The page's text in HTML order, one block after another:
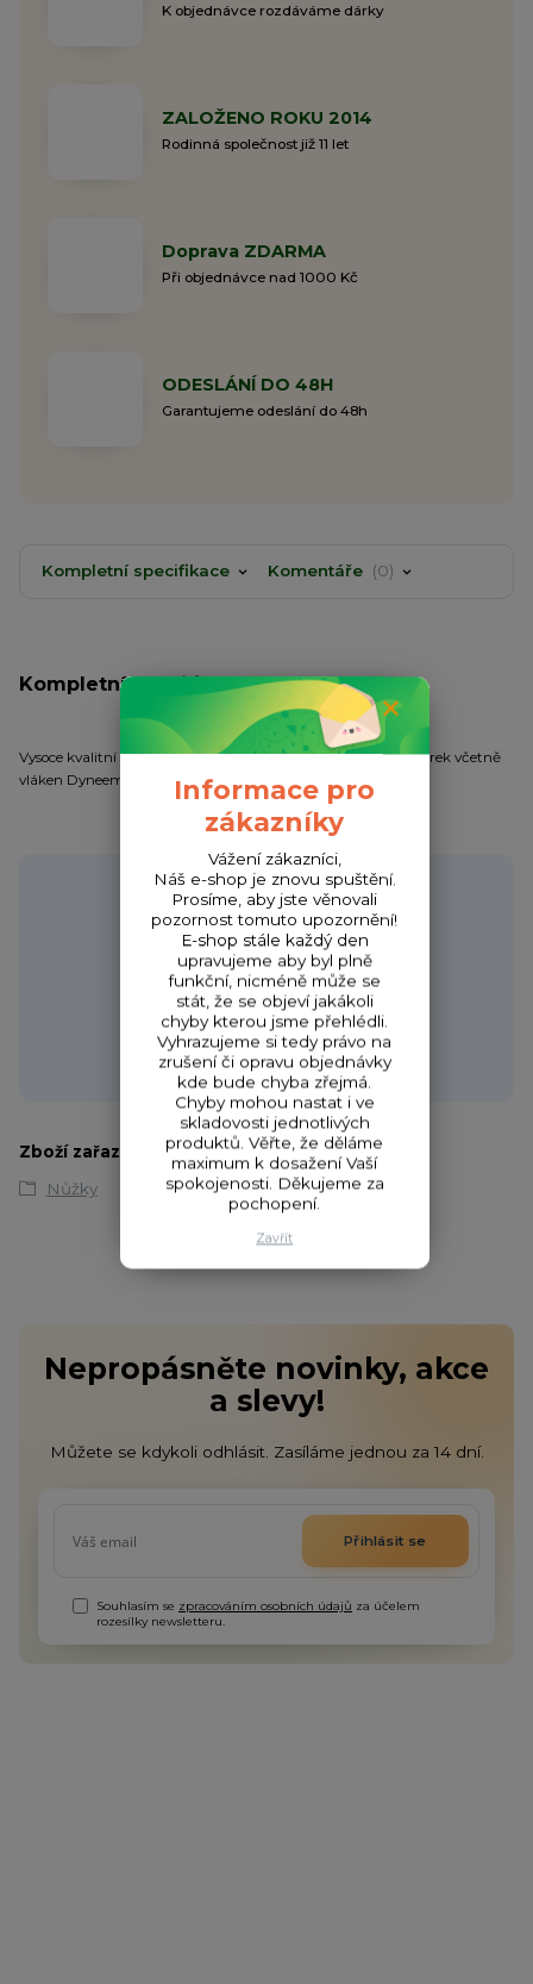
K objednávce rozdáváme dárky
ZALOŽENO ROKU 2014
Rodinná společnost již 11 let
Doprava ZDARMA
Při objednávce nad 1000 Kč
ODESLÁNÍ DO 48H
Garantujeme odeslání do 48h
Kompletní specifikace Komentáře 0
Kompletní specifikace
Vysoce kvalitní nůžky na všechny typy vlasců a pletených šňůrek včetně
vláken Dyneema s diamantovým brouskem háčků v rukojeti.
Potřebujete poradit?
Zákaznická podpora HONZA
+420 720 256 434
(Po-Čt 9-17 hod.,Pá 9-18 hod.)
obchod@fishcom.cz
Zboží zařazeno v kategoriích
Nůžky
Nepropásněte novinky, akce
a slevy!
Můžete se kdykoli odhlásit. Zasíláme jednou za 14 dní.
Přihlásit se
Souhlasím se zpracováním osobních údajů za účelem
rozesílky newsletteru.
Informace pro
zákazníky
Vážení zákazníci,
Náš e-shop je znovu spuštění.
Prosíme, aby jste věnovali
pozornost tomuto upozornění!
E-shop stále každý den
upravujeme aby byl plně
funkční, nicméně může se
stát, že se objeví jakákoli
chyby kterou jsme přehlédli.
Vyhrazujeme si tedy právo na
zrušení či opravu objednávky
kde bude chyba zřejmá.
Chyby mohou nastat i ve
skladovosti jednotlivých
produktů. Věřte, že děláme
maximum k dosažení Vaší
spokojenosti. Děkujeme za
pochopení.
Zavřít